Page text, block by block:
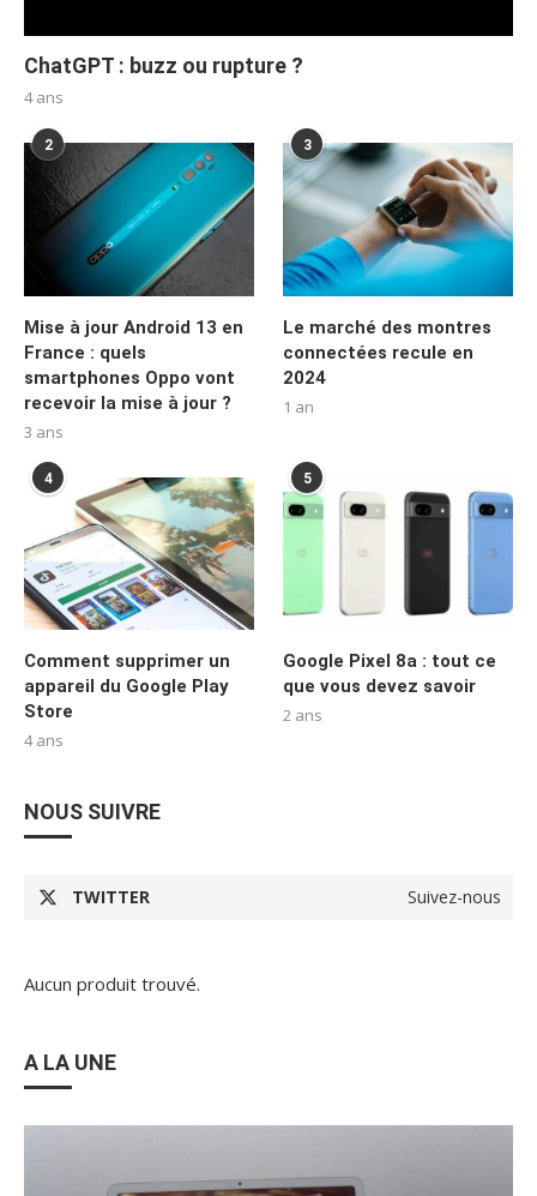
ChatGPT : buzz ou rupture ?
4 ans
2
Mise à jour Android 13 en
France : quels
smartphones Oppo vont
recevoir la mise à jour ?
3 ans
3
Le marché des montres
connectées recule en
2024
1 an
4
Comment supprimer un
appareil du Google Play
Store
4 ans
5
Google Pixel 8a : tout ce
que vous devez savoir
2 ans
NOUS SUIVRE
TWITTER Suivez-nous
Aucun produit trouvé.
A LA UNE